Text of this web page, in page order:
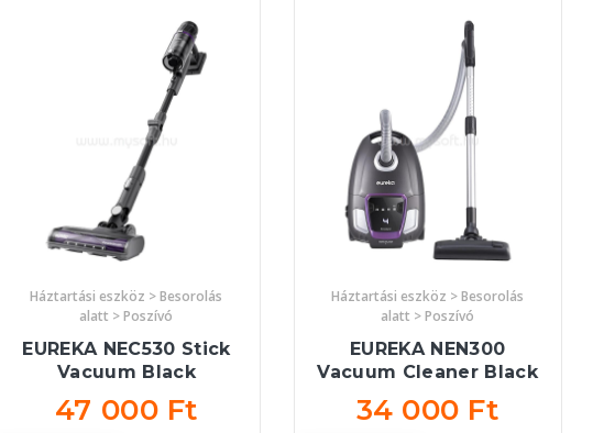
Háztartási eszköz > Besorolás
alatt > Poszívó
EUREKA NEC530 Stick
Vacuum Black
47 000 Ft
Háztartási eszköz > Besorolás
alatt > Poszívó
EUREKA NEN300
Vacuum Cleaner Black
34 000 Ft